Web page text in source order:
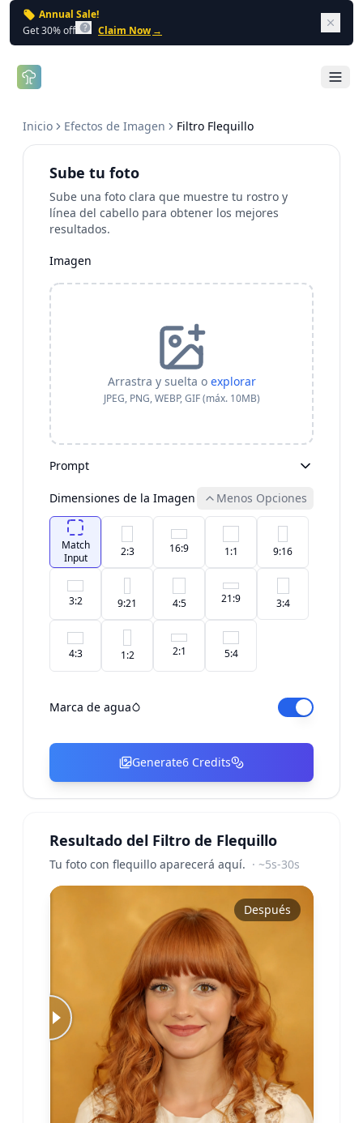
Annual Sale!
Get 30% off
Claim Now →
Open
Inicio Efectos de Imagen Filtro Flequillo
Sube tu foto
Sube una foto clara que muestre tu rostro y
línea del cabello para obtener los mejores
resultados.
Imagen
Arrastra y suelta o explorar
JPEG, PNG, WEBP, GIF (máx. 10MB)
Prompt
Dimensiones de la Imagen Menos Opciones
Match
Input
2:3 16:9 1:1 9:16
3:2 9:21 4:5 21:9 3:4
4:3 1:2 2:1 5:4
Marca de agua
Generate6 Credits
Resultado del Filtro de Flequillo
Tu foto con flequillo aparecerá aquí. · ~5s-30s
Después